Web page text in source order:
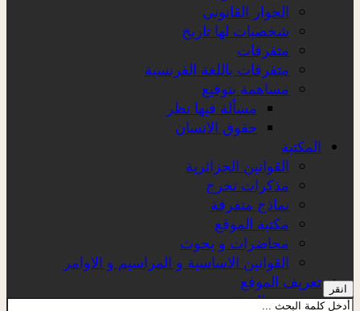
الحوار القانوني
شخصيات لها تاريخ
متفرقات
متفرقات باللغة الفرنسية
مساهمة بتوقيع
مسألة فيها نظر
حقوق الانسان
المكتبة
القوانين الجزائرية
مذكرات تخرج
نماذج متفرقة
مكتبة الموقع
محاضرات و بحوث
القوانين الاساسية و المراسيم و الاوامر
تعريف الموقع
عن الموقع
انقر